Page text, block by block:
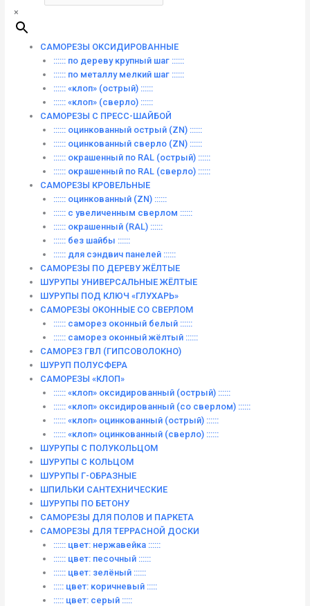
×
САМОРЕЗЫ ОКСИДИРОВАННЫЕ
:::::: по дереву крупный шаг ::::::
:::::: по металлу мелкий шаг ::::::
:::::: «клоп» (острый) ::::::
:::::: «клоп» (сверло) ::::::
САМОРЕЗЫ С ПРЕСС-ШАЙБОЙ
:::::: оцинкованный острый (ZN) ::::::
:::::: оцинкованный сверло (ZN) ::::::
:::::: окрашенный по RAL (острый) ::::::
:::::: окрашенный по RAL (сверло) ::::::
САМОРЕЗЫ КРОВЕЛЬНЫЕ
:::::: оцинкованный (ZN) ::::::
:::::: с увеличенным сверлом ::::::
:::::: окрашенный (RAL) ::::::
:::::: без шайбы ::::::
:::::: для сэндвич панелей ::::::
САМОРЕЗЫ ПО ДЕРЕВУ ЖЁЛТЫЕ
ШУРУПЫ УНИВЕРСАЛЬНЫЕ ЖЁЛТЫЕ
ШУРУПЫ ПОД КЛЮЧ «ГЛУХАРЬ»
САМОРЕЗЫ ОКОННЫЕ СО СВЕРЛОМ
:::::: саморез оконный белый ::::::
:::::: саморез оконный жёлтый ::::::
САМОРЕЗ ГВЛ (ГИПСОВОЛОКНО)
ШУРУП ПОЛУСФЕРА
САМОРЕЗЫ «КЛОП»
:::::: «клоп» оксидированный (острый) ::::::
:::::: «клоп» оксидированный (со сверлом) ::::::
:::::: «клоп» оцинкованный (острый) ::::::
:::::: «клоп» оцинкованный (сверло) ::::::
ШУРУПЫ С ПОЛУКОЛЬЦОМ
ШУРУПЫ С КОЛЬЦОМ
ШУРУПЫ Г-ОБРАЗНЫЕ
ШПИЛЬКИ САНТЕХНИЧЕСКИЕ
ШУРУПЫ ПО БЕТОНУ
САМОРЕЗЫ ДЛЯ ПОЛОВ И ПАРКЕТА
САМОРЕЗЫ ДЛЯ ТЕРРАСНОЙ ДОСКИ
:::::: цвет: нержавейка ::::::
:::::: цвет: песочный ::::::
:::::: цвет: зелёный ::::::
::::: цвет: коричневый :::::
::::: цвет: серый :::::